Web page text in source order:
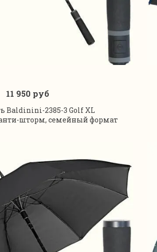
В корзину
11 950 руб
Baldinini-2385-3 Golf XL
шторм, семейный формат